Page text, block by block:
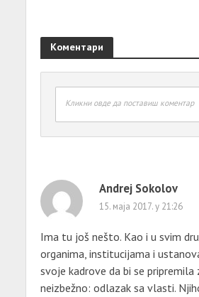
Коментари
Кликни овде да поставиш коментар
Andrej Sokolov
15. маја 2017. у 21:26
Ima tu još nešto. Kao i u svim
organima, institucijama i
svoje kadrove da bi se
neizbežno: odlazak sa vlasti.